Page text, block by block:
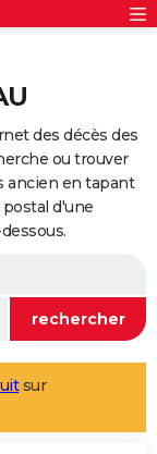
des décès des
ou trouver
ancien en tapant
d'une
sur